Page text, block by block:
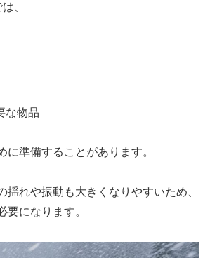
、
な物品
に準備することがあります。
揺れや振動も大きくなりやすいため、
要になります。